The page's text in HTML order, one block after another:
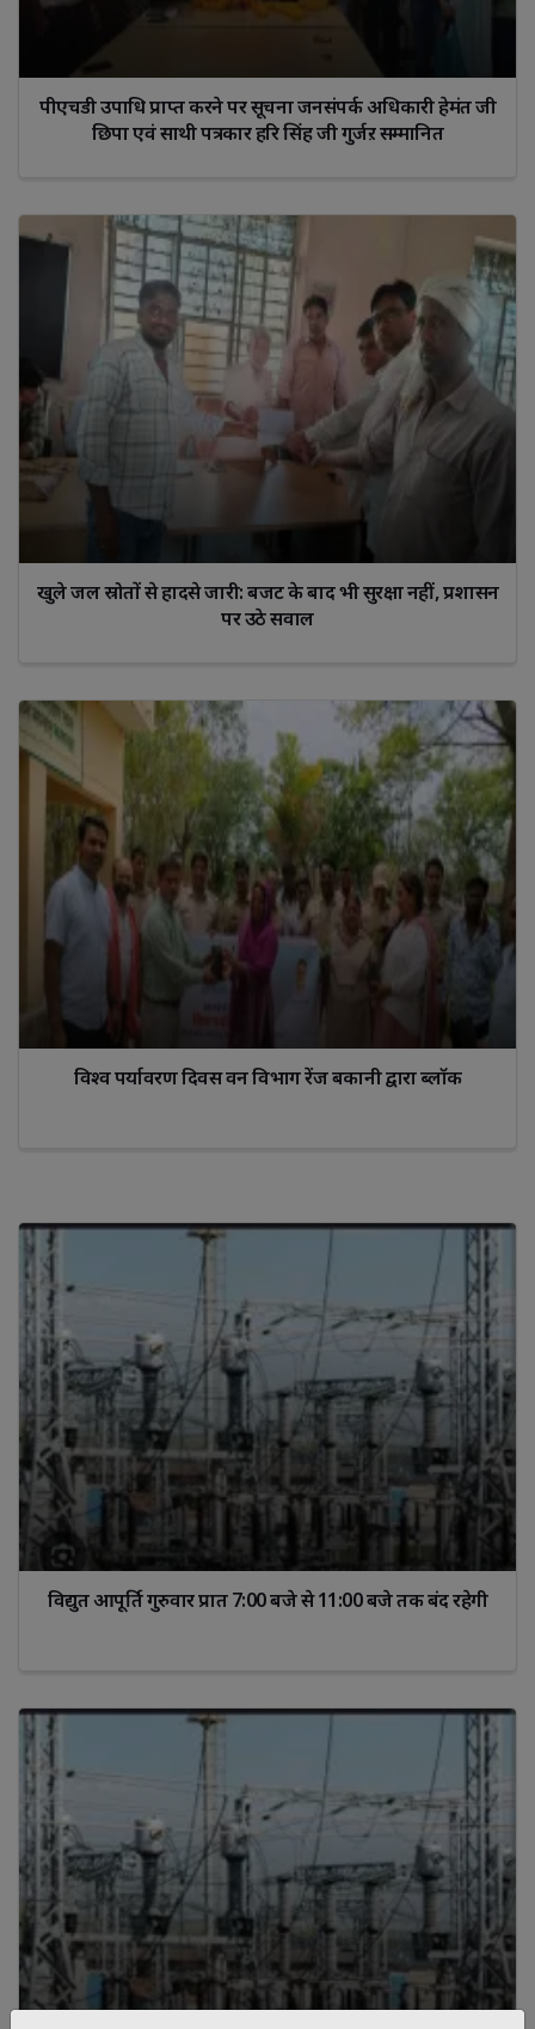
पीएचडी उपाधि प्राप्त करने पर सूचना जनसंपर्क अधिकारी हेमंत जी
छिपा एवं साथी पत्रकार हरि सिंह जी गुर्जऱ सम्मानित
खुले जल स्रोतों से हादसे जारी: बजट के बाद भी सुरक्षा नहीं, प्रशासन
पर उठे सवाल
विश्व पर्यावरण दिवस वन विभाग रेंज बकानी द्वारा ब्लॉक
विद्युत आपूर्ति गुरुवार प्रात 7:00 बजे से 11:00 बजे तक बंद रहेगी